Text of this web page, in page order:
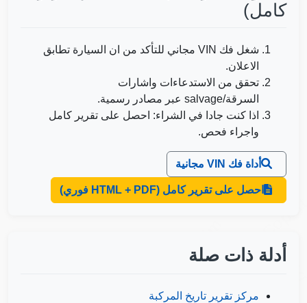
Autocheck
Autocheck
Manheim
IAAI
IAAI
كامل)
شغل فك VIN مجاني للتأكد من ان السيارة تطابق
الاعلان.
تحقق من الاستدعاءات واشارات
السرقة/salvage عبر مصادر رسمية.
اذا كنت جادا في الشراء: احصل على تقرير كامل
واجراء فحص.
أداة فك VIN مجانية
احصل على تقرير كامل (HTML + PDF فوري)
أدلة ذات صلة
مركز تقرير تاريخ المركبة